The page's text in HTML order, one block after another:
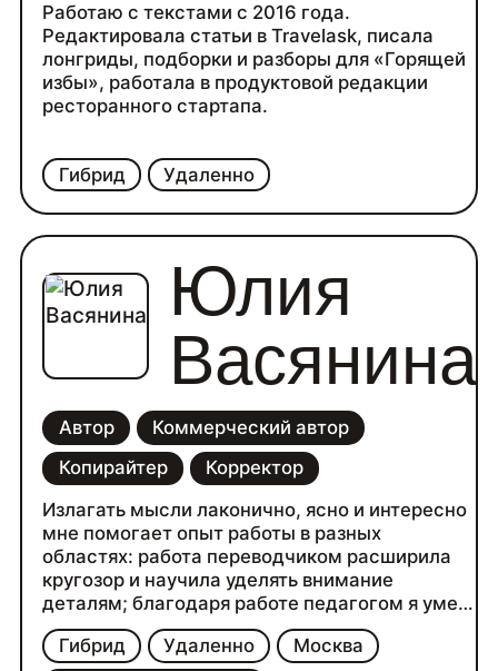
Гибрид Удаленно
Работаю с текстами с 2016 года.
Редактировала статьи в Travelask, писала
лонгриды, подборки и разборы для «Горящей
избы», работала в продуктовой редакции
ресторанного стартапа.
Гибрид Удаленно
Москва
Юлия
Васянина
Автор
Коммерческий автор
Копирайтер
Корректор
Излагать мысли лаконично, ясно и интересно
мне помогает опыт работы в разных
областях: работа переводчиком расширила
кругозор и научила уделять внимание
деталям; благодаря работе педагогом я умею
рассказывать о сложном простыми словами;
навык составления нормативной